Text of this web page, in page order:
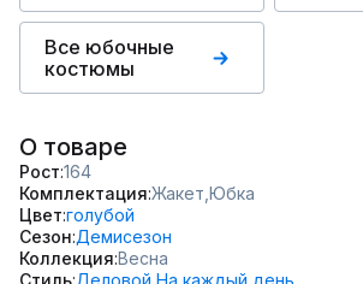
Все юбочные
костюмы
О товаре
Рост 164
Комплектация Жакет, Юбка
Цвет голубой
Сезон Демисезон
Коллекция Весна
Стиль Деловой, На каждый день